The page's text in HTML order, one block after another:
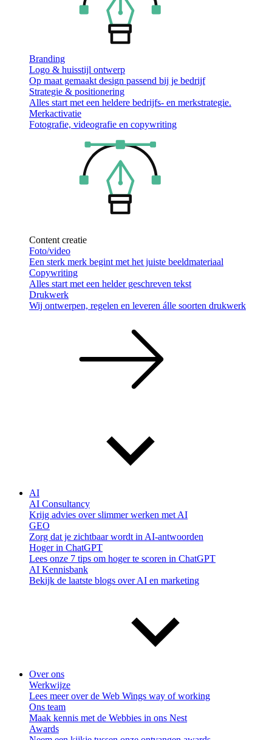
Branding
Logo & huisstijl ontwerp
Op maat gemaakt design passend bij je bedrijf
Strategie & positionering
Alles start met een heldere bedrijfs- en merkstrategie.
Merkactivatie
Fotografie, videografie en copywriting
Content creatie
Foto/video
Een sterk merk begint met het juiste beeldmateriaal
Copywriting
Alles start met een helder geschreven tekst
Drukwerk
Wij ontwerpen, regelen en leveren álle soorten drukwerk
AI
AI Consultancy
Krijg advies over slimmer werken met AI
GEO
Zorg dat je zichtbaar wordt in AI-antwoorden
Hoger in ChatGPT
Lees onze 7 tips om hoger te scoren in ChatGPT
AI Kennisbank
Bekijk de laatste blogs over AI en marketing
Over ons
Werkwijze
Lees meer over de Web Wings way of working
Ons team
Maak kennis met de Webbies in ons Nest
Awards